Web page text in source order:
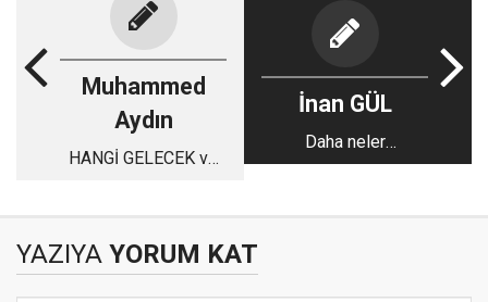
Muhammed
Aydın
HANGİ GELECEK ve
İnan GÜL
Daha neler
göreceğiz?
YAZIYA YORUM KAT